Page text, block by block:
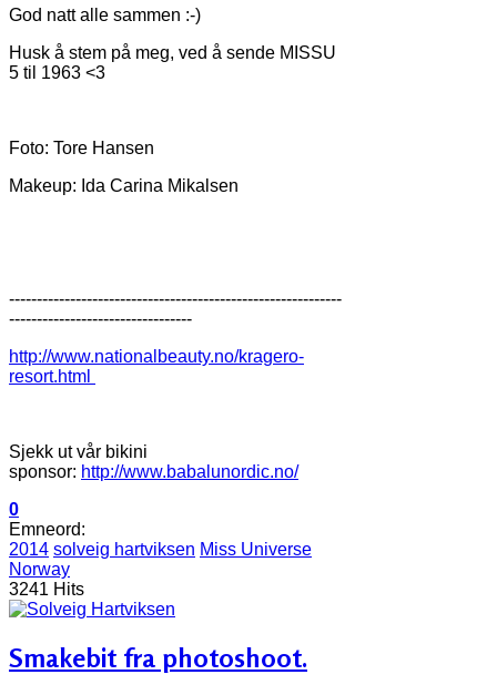
God natt alle sammen :-)
Husk å stem på meg, ved å sende MISSU
5 til 1963 <3
Foto: Tore Hansen
Makeup: Ida Carina Mikalsen
------------------------------------------------------------
---------------------------------
http://www.nationalbeauty.no/kragero-
resort.html
Sjekk ut vår bikini
sponsor: http://www.babalunordic.no/
0
Emneord:
2014 solveig hartviksen Miss Universe
Norway
3241 Hits
Smakebit fra photoshoot.